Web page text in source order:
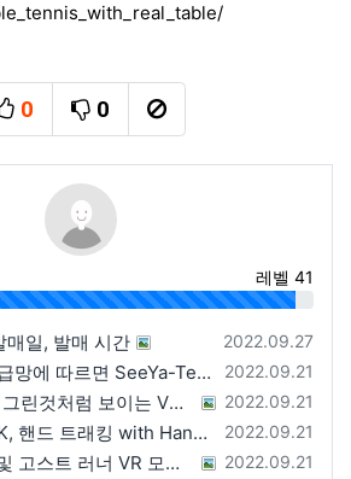
0
추천
0
비추천신고
레벨 41
등록일
2022.09.27
매일, 발매 시간
등록일
2022.09.21
[루머] 하드웨어 공급망에 따르면 SeeYa-Tech가 Apple에 여러 번 uOLED 샘플을 보냄
등록일
2022.09.21
모든것이 색연필로 그린것처럼 보이는 VRChat 월드
등록일
2022.09.21
메타, 인터렉션 SDK, 핸드 트래킹 with Hands 2.1에 대한 강연 예정
등록일
2022.09.21
Luke Ross, Stary 및 고스트 러너 VR 모드 공개